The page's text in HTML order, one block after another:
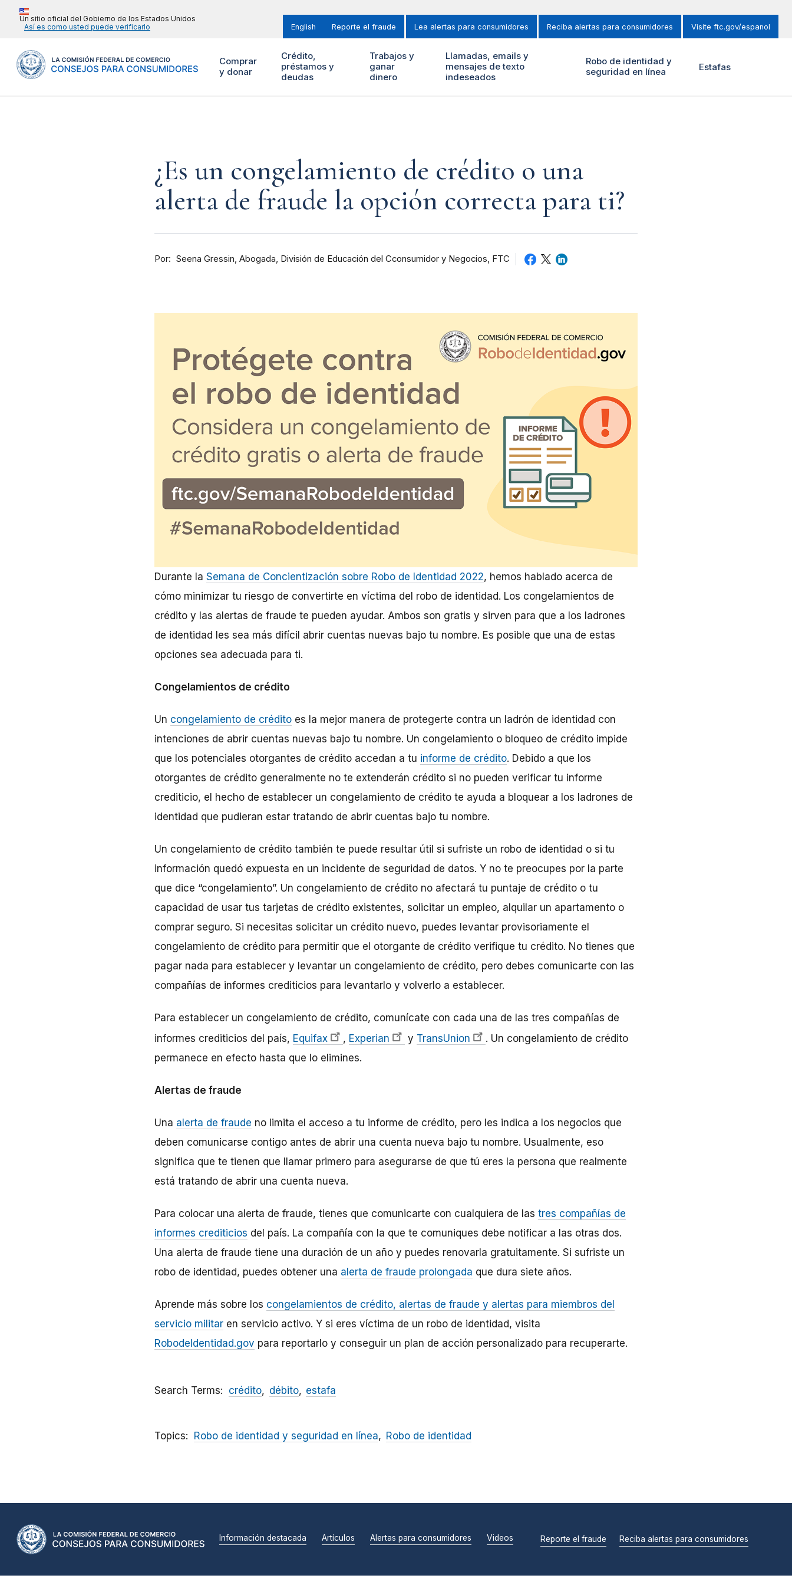
Un sitio oficial del Gobierno de los Estados Unidos
Así es como usted puede verificarlo
English Reporte el fraude Lea alertas para consumidores Reciba alertas para consumidores Visite ftc.gov/espanol
Comprar
y donar
Crédito,
préstamos y
deudas
Trabajos y
ganar
dinero
Llamadas, emails y
mensajes de texto
indeseados
Robo de identidad y
seguridad en línea
Estafas
¿Es un congelamiento de crédito o una
alerta de fraude la opción correcta para ti?
Por Seena Gressin Abogada, División de Educación del Cconsumidor y Negocios, FTC
Durante la Semana de Concientización sobre Robo de Identidad 2022, hemos hablado acerca de
cómo minimizar tu riesgo de convertirte en víctima del robo de identidad. Los congelamientos de
crédito y las alertas de fraude te pueden ayudar. Ambos son gratis y sirven para que a los ladrones
de identidad les sea más difícil abrir cuentas nuevas bajo tu nombre. Es posible que una de estas
opciones sea adecuada para ti.
Congelamientos de crédito
Un congelamiento de crédito es la mejor manera de protegerte contra un ladrón de identidad con
intenciones de abrir cuentas nuevas bajo tu nombre. Un congelamiento o bloqueo de crédito impide
que los potenciales otorgantes de crédito accedan a tu informe de crédito. Debido a que los
otorgantes de crédito generalmente no te extenderán crédito si no pueden verificar tu informe
crediticio, el hecho de establecer un congelamiento de crédito te ayuda a bloquear a los ladrones de
identidad que pudieran estar tratando de abrir cuentas bajo tu nombre.
Un congelamiento de crédito también te puede resultar útil si sufriste un robo de identidad o si tu
información quedó expuesta en un incidente de seguridad de datos. Y no te preocupes por la parte
que dice “congelamiento”. Un congelamiento de crédito no afectará tu puntaje de crédito o tu
capacidad de usar tus tarjetas de crédito existentes, solicitar un empleo, alquilar un apartamento o
comprar seguro. Si necesitas solicitar un crédito nuevo, puedes levantar provisoriamente el
congelamiento de crédito para permitir que el otorgante de crédito verifique tu crédito. No tienes que
pagar nada para establecer y levantar un congelamiento de crédito, pero debes comunicarte con las
compañías de informes crediticios para levantarlo y volverlo a establecer.
Para establecer un congelamiento de crédito, comunícate con cada una de las tres compañías de
informes crediticios del país, Equifax , Experian y TransUnion
. Un congelamiento de crédito
permanece en efecto hasta que lo elimines.
Alertas de fraude
Una alerta de fraude no limita el acceso a tu informe de crédito, pero les indica a los negocios que
deben comunicarse contigo antes de abrir una cuenta nueva bajo tu nombre. Usualmente, eso
significa que te tienen que llamar primero para asegurarse de que tú eres la persona que realmente
está tratando de abrir una cuenta nueva.
Para colocar una alerta de fraude, tienes que comunicarte con cualquiera de las tres compañías de
informes crediticios del país. La compañía con la que te comuniques debe notificar a las otras dos.
Una alerta de fraude tiene una duración de un año y puedes renovarla gratuitamente. Si sufriste un
robo de identidad, puedes obtener una alerta de fraude prolongada que dura siete años.
Aprende más sobre los congelamientos de crédito, alertas de fraude y alertas para miembros del
servicio militar en servicio activo. Y si eres víctima de un robo de identidad, visita
RobodeIdentidad.gov para reportarlo y conseguir un plan de acción personalizado para recuperarte.
Search Terms crédito débito estafa
Topics Robo de identidad y seguridad en línea Robo de identidad
Información destacada Artículos Alertas para consumidores Videos Reporte el fraude Reciba alertas para consumidores